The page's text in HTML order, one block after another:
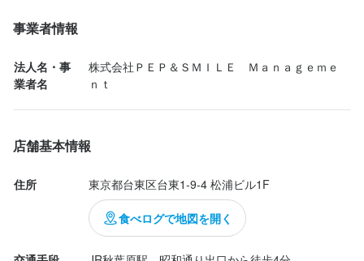
事業者情報
法人名・事
業者名
株式会社ＰＥＰ＆ＳＭＩＬＥ　Ｍａｎａｇｅｍｅ
ｎｔ
店舗基本情報
住所 東京都台東区台東1-9-4 松浦ビル1F
食べログで地図を開く
東京都台東区台東1-9-4 松浦ビル1F
法人名・事業者名
株式会社ＰＥＰ＆ＳＭＩＬＥ　Ｍａｎａｇｅｍｅｎｔ
勤務地
東京都台東区台東1-9-4 松浦ビル1F
法人名・事業者名
最終更新日2024/08/30